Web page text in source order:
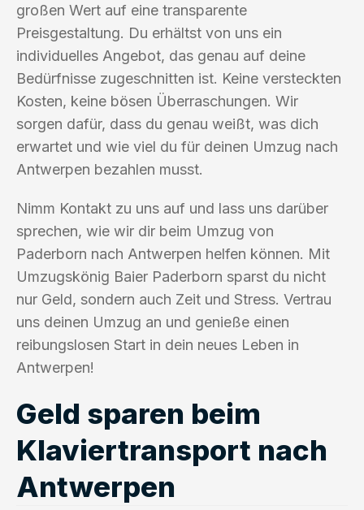
großen Wert auf eine transparente
Preisgestaltung. Du erhältst von uns ein
individuelles Angebot, das genau auf deine
Bedürfnisse zugeschnitten ist. Keine versteckten
Kosten, keine bösen Überraschungen. Wir
sorgen dafür, dass du genau weißt, was dich
erwartet und wie viel du für deinen Umzug nach
Antwerpen bezahlen musst.
Nimm Kontakt zu uns auf und lass uns darüber
sprechen, wie wir dir beim Umzug von
Paderborn nach Antwerpen helfen können. Mit
Umzugskönig Baier Paderborn sparst du nicht
nur Geld, sondern auch Zeit und Stress. Vertrau
uns deinen Umzug an und genieße einen
reibungslosen Start in dein neues Leben in
Antwerpen!
Geld sparen beim
Klaviertransport nach
Antwerpen